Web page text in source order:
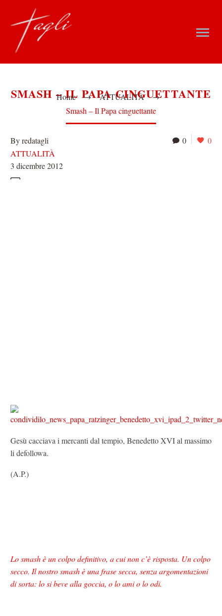
SMASH – IL PAPA CINGUETTANTE
Home
ATTUALITÀ
Smash – Il Papa cinguettante
0 0
By redatagli
ATTUALITÀ
3 dicembre 2012
Gesù cacciava i mercanti dal tempio, Benedetto XVI al massimo
li defollowa.
(A.P.)
Lo smash è un colpo definitivo, a cui non c’è risposta. Un colpo
secco. Il nostro smash è una frase secca, senza argomentazioni
di sorta: lo si beve alla goccia, o lo ami o lo odi.